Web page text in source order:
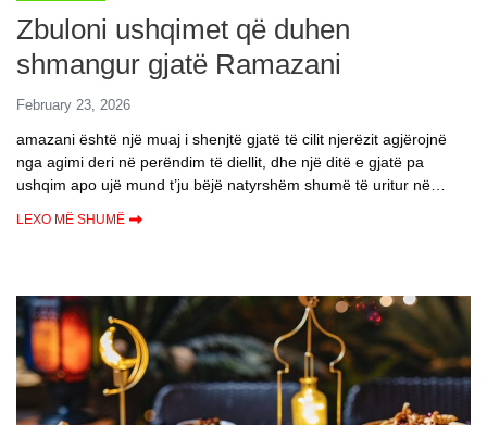
Zbuloni ushqimet që duhen
shmangur gjatë Ramazani
February 23, 2026
amazani është një muaj i shenjtë gjatë të cilit njerëzit agjërojnë
nga agimi deri në perëndim të diellit, dhe një ditë e gjatë pa
ushqim apo ujë mund t’ju bëjë natyrshëm shumë të uritur në…
LEXO MË SHUMË